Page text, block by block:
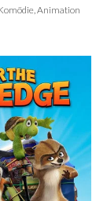
Animation